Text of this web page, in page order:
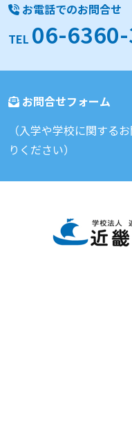
お電話でのお問合せ
TEL 06-
お問合せフォーム
（入学や学校に関する
りください）